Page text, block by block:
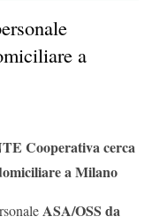
a
Cooperativa cerca
a Milano
ASA/OSS da